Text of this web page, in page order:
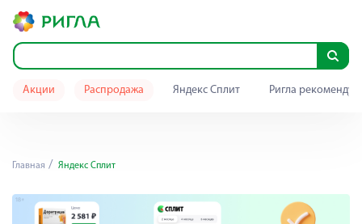
Акции Распродажа Яндекс Сплит Ригла
Главная Яндекс Сплит